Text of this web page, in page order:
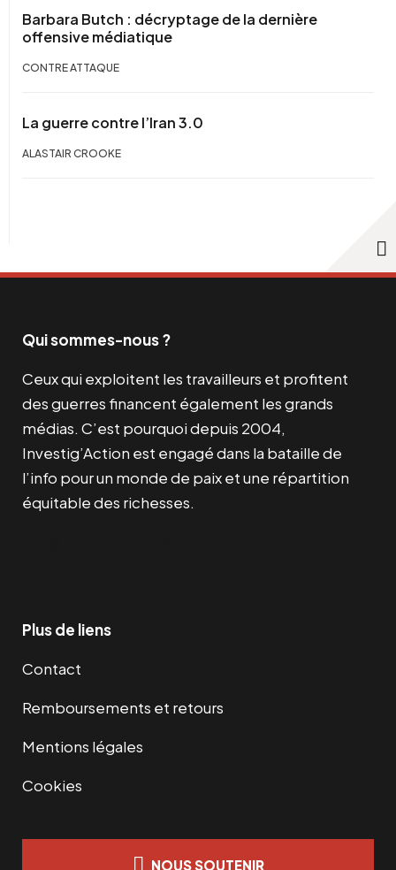
Barbara Butch : décryptage de la dernière
offensive médiatique
CONTRE ATTAQUE
La guerre contre l’Iran 3.0
ALASTAIR CROOKE
Qui sommes-nous ?
Ceux qui exploitent les travailleurs et profitent
des guerres financent également les grands
médias. C’est pourquoi depuis 2004,
Investig’Action est engagé dans la bataille de
l’info pour un monde de paix et une répartition
équitable des richesses.
Plus de liens
Contact
Remboursements et retours
Mentions légales
Cookies
NOUS SOUTENIR